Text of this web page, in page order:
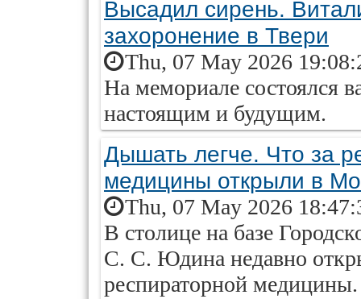
Высадил сирень.
захоронение в Твери
Thu, 07 May 2026
На мемориале состоялся
настоящим и будущим.
Дышать легче. Что за
медицины открыли в
Thu, 07 May 2026
В столице на базе
С. С. Юдина недавно
респираторной